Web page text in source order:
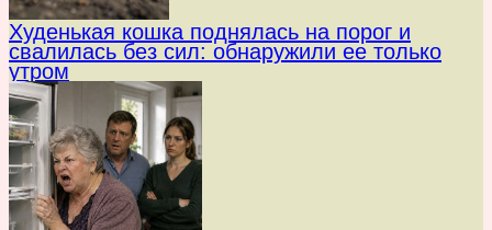
Худенькая кошка поднялась на порог и
свалилась без сил: обнаружили ее только
утром